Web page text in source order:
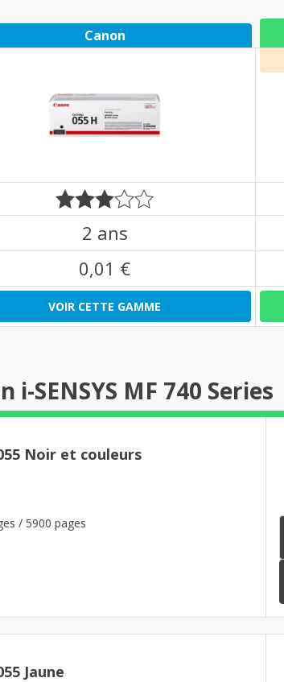
Canon
2 ans
0,01 €
VOIR CETTE GAMME
SENSYS MF 740 Series
Noir et couleurs
/ 5900 pages
Jaune